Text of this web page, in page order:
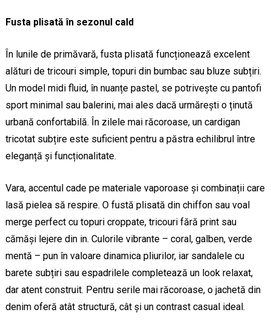
Fusta plisată în sezonul cald
În lunile de primăvară, fusta plisată funcționează excelent
alături de tricouri simple, topuri din bumbac sau bluze subțiri.
Un model midi fluid, în nuanțe pastel, se potrivește cu pantofi
sport minimal sau balerini, mai ales dacă urmărești o ținută
urbană confortabilă. În zilele mai răcoroase, un cardigan
tricotat subțire este suficient pentru a păstra echilibrul între
eleganță și funcționalitate.
Vara, accentul cade pe materiale vaporoase și combinații care
lasă pielea să respire. O fustă plisată din chiffon sau voal
merge perfect cu topuri croppate, tricouri fără print sau
cămăși lejere din in. Culorile vibrante – coral, galben, verde
mentă – pun în valoare dinamica pliurilor, iar sandalele cu
barete subțiri sau espadrilele completează un look relaxat,
dar atent construit. Pentru serile mai răcoroase, o jachetă din
denim oferă atât structură, cât și un contrast casual ideal.